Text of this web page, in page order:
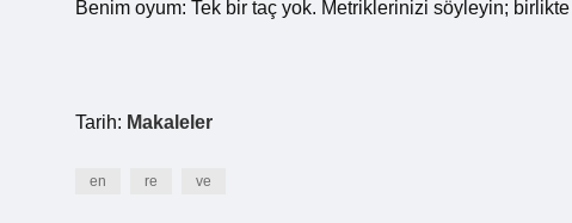
Benim oyum: Tek bir taç yok. Metriklerinizi söyleyin; birlikte
Tarih: Makaleler
en re ve